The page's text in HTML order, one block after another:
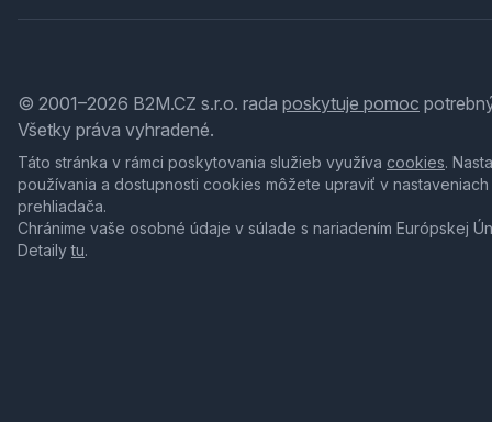
© 2001–2026 B2M.CZ s.r.o. rada poskytuje pomoc
Všetky práva vyhradené.
Táto stránka v rámci poskytovania služieb využíva cookies.
používania a dostupnosti cookies môžete upraviť v nastaveniach
prehliadača.
Chránime vaše osobné údaje v súlade s nariadením Európskej
Detailytu.